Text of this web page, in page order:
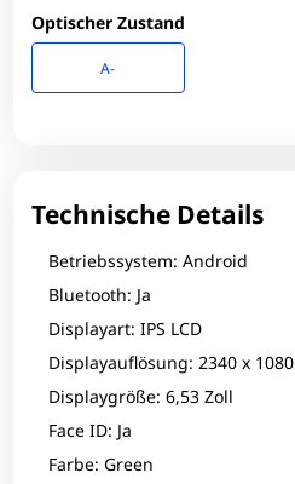
Optischer Zustand
A-
Technische Details
Betriebssystem: Android
Bluetooth: Ja
Displayart: IPS LCD
Displayauflösung: 2340 x 1080
Displaygröße: 6,53 Zoll
Face ID: Ja
Farbe: Green